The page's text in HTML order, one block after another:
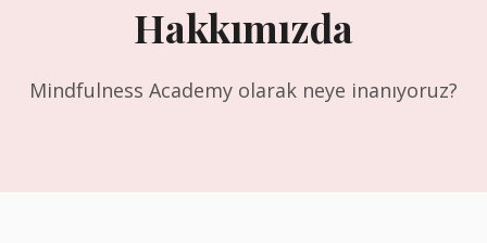
Hakkımızda
Mindfulness Academy olarak neye inanıyoruz?